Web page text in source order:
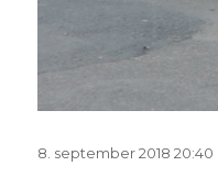
Postitatud
8. september 2018 20:40